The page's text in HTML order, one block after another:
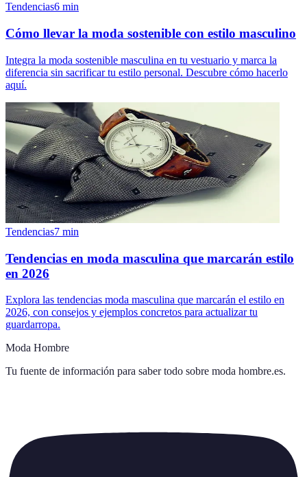
Tendencias6 min
Cómo llevar la moda sostenible con estilo masculino
Integra la moda sostenible masculina en tu vestuario y marca la
diferencia sin sacrificar tu estilo personal. Descubre cómo hacerlo
aquí.
Tendencias7 min
Tendencias en moda masculina que marcarán estilo
en 2026
Explora las tendencias moda masculina que marcarán el estilo en
2026, con consejos y ejemplos concretos para actualizar tu
guardarropa.
Moda Hombre
Tu fuente de información para saber todo sobre moda hombre.es.